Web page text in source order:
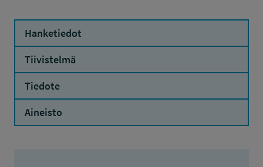
Hanketiedot
Tiivistelmä
Tiedote
Aineisto